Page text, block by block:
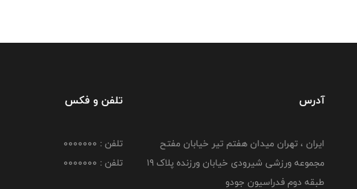
آدرس
ایران ، تهران میدان هفتم تیر خیابان مفتح
مجموعه ورزشی شیرودی خیابان ورزنده پلاک ۱۹
طبقه دوم فدراسیون جودو
تلفن و فکس
تلفن : 0000000
تلفن : 0000000